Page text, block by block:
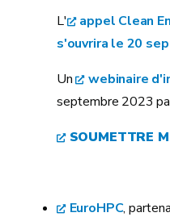
L'
appel Clean
s'ouvrira le 20
Un
webinaire
septembre 2023
SOUMETTRE
EuroHPC,